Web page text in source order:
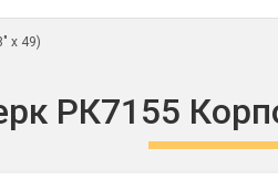
х 49)
РК7155